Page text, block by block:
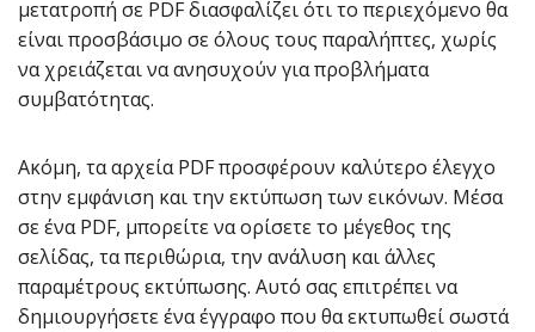
μετατροπή σε PDF διασφαλίζει ότι το περιεχόμενο θα
είναι προσβάσιμο σε όλους τους παραλήπτες, χωρίς
να χρειάζεται να ανησυχούν για προβλήματα
συμβατότητας.
Ακόμη, τα αρχεία PDF προσφέρουν καλύτερο έλεγχο
στην εμφάνιση και την εκτύπωση των εικόνων. Μέσα
σε ένα PDF, μπορείτε να ορίσετε το μέγεθος της
σελίδας, τα περιθώρια, την ανάλυση και άλλες
παραμέτρους εκτύπωσης. Αυτό σας επιτρέπει να
δημιουργήσετε ένα έγγραφο που θα εκτυπωθεί σωστά